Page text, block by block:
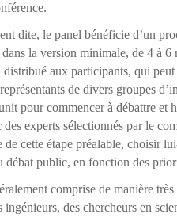
dite, le panel bénéficie d’un
la version minimale, de 4 à
aux participants, qui
de divers groupes
pour commencer à débattre et
experts sélectionnés par le
de cette étape préalable, choisir
débat public, en fonction des
comprise de manière
des chercheurs en